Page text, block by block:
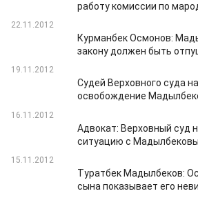
работу комиссии по
22.11.2012
Курманбек Осмонов:
закону должен быть
19.11.2012
Судей Верховного суда
освобождение
16.11.2012
Адвокат: Верховный суд
ситуацию с
15.11.2012
Туратбек Мадылбеков:
сына показывает его